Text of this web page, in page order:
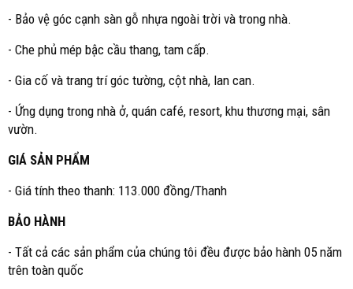
- Bảo vệ góc cạnh sàn gỗ nhựa ngoài trời và trong nhà.
- Che phủ mép bậc cầu thang, tam cấp.
- Gia cố và trang trí góc tường, cột nhà, lan can.
- Ứng dụng trong nhà ở, quán café, resort, khu thương mại, sân
vườn.
GIÁ SẢN PHẨM
- Giá tính theo thanh: 113.000 đồng/Thanh
BẢO HÀNH
- Tất cả các sản phẩm của chúng tôi đều được bảo hành 05 năm
trên toàn quốc